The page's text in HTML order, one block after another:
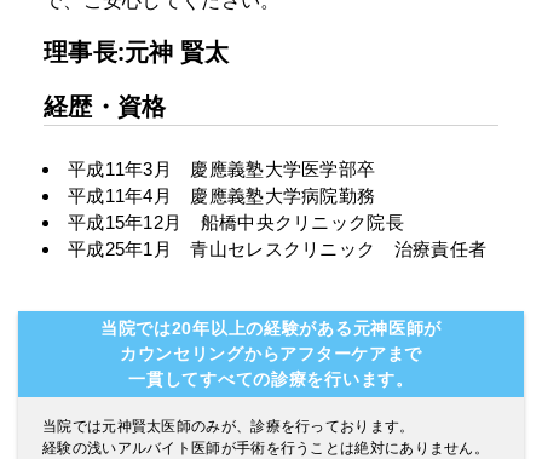
理事長:元神 賢太
経歴・資格
平成11年3月 慶應義塾大学医学部卒
平成11年4月 慶應義塾大学病院勤務
平成15年12月 船橋中央クリニック院長
平成25年1月 青山セレスクリニック 治療責任者
当院では20年以上の経験がある元神医師が
カウンセリングからアフターケアまで
一貫してすべての診療を行います。
当院では元神賢太医師のみが、診療を行っております。
経験の浅いアルバイト医師が手術を行うことは絶対にありません。